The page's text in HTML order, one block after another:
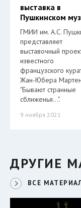
выставка в
Пушкинском
ГМИИ им. А.С.
представляет
выставочный
известного
французского
Жан-Юбера
"Бывают странные
сближенья…".
9 ноября 2021
ДРУГИЕ
ВСЕ